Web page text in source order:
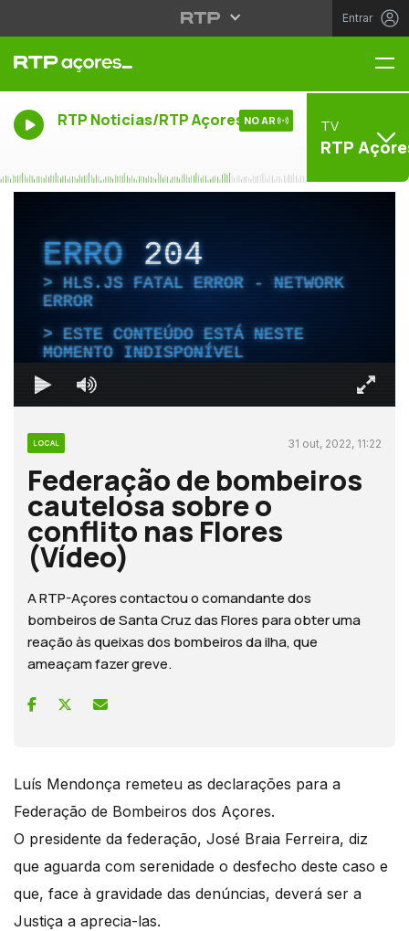
Entrar
RTP Noticias/RTP Açores NO AR TV
RTP
ERRO204
HLS.JS FATAL ERROR - NETWORK
ERROR
ESTE CONTEÚDO ESTÁ NESTE
MOMENTO INDISPONÍVEL
LOCAL 31 out, 2022, 11:22
Federação de bombeiros
cautelosa sobre o
conflito nas Flores
(Vídeo)
A RTP-Açores contactou o comandante dos
bombeiros de Santa Cruz das Flores para obter uma
reação às queixas dos bombeiros da ilha, que
ameaçam fazer greve.
Luís Mendonça remeteu as declarações para a
Federação de Bombeiros dos Açores.
O presidente da federação, José Braia Ferreira, diz
que aguarda com serenidade o desfecho deste caso e
que, face à gravidade das denúncias, deverá ser a
Justiça a aprecia-las.